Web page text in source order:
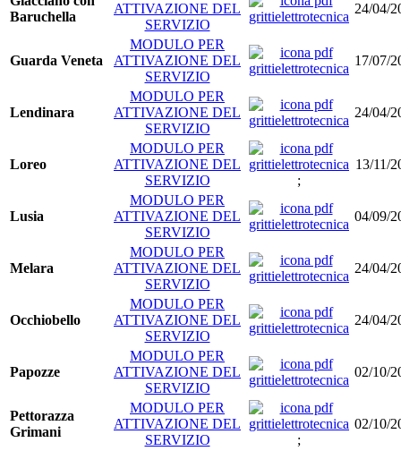
Baruchella
ATTIVAZIONE DEL
SERVIZIO
24/04/
Guarda Veneta
MODULO PER
ATTIVAZIONE DEL
SERVIZIO
17/07/
Lendinara
MODULO PER
ATTIVAZIONE DEL
SERVIZIO
24/04/
Loreo
MODULO PER
ATTIVAZIONE DEL
SERVIZIO
;
13/11/
Lusia
MODULO PER
ATTIVAZIONE DEL
SERVIZIO
04/09/
Melara
MODULO PER
ATTIVAZIONE DEL
SERVIZIO
24/04/
Occhiobello
MODULO PER
ATTIVAZIONE DEL
SERVIZIO
24/04/
Papozze
MODULO PER
ATTIVAZIONE DEL
SERVIZIO
02/10/
Pettorazza
Grimani
MODULO PER
ATTIVAZIONE DEL
SERVIZIO
;
02/10/